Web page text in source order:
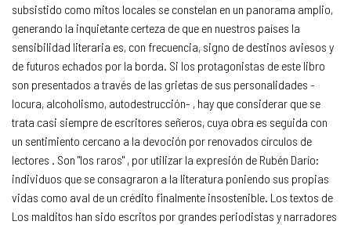
subsistido como mitos locales se constelan en un panorama amplio,
generando la inquietante certeza de que en nuestros países la
sensibilidad literaria es, con frecuencia, signo de destinos aviesos y
de futuros echados por la borda. Si los protagonistas de este libro
son presentados a través de las grietas de sus personalidades -
locura, alcoholismo, autodestrucción- , hay que considerar que se
trata casi siempre de escritores señeros, cuya obra es seguida con
un sentimiento cercano a la devoción por renovados círculos de
lectores . Son "los raros" , por utilizar la expresión de Rubén Darío:
individuos que se consagraron a la literatura poniendo sus propias
vidas como aval de un crédito finalmente insostenible. Los textos de
Los malditos han sido escritos por grandes periodistas y narradores